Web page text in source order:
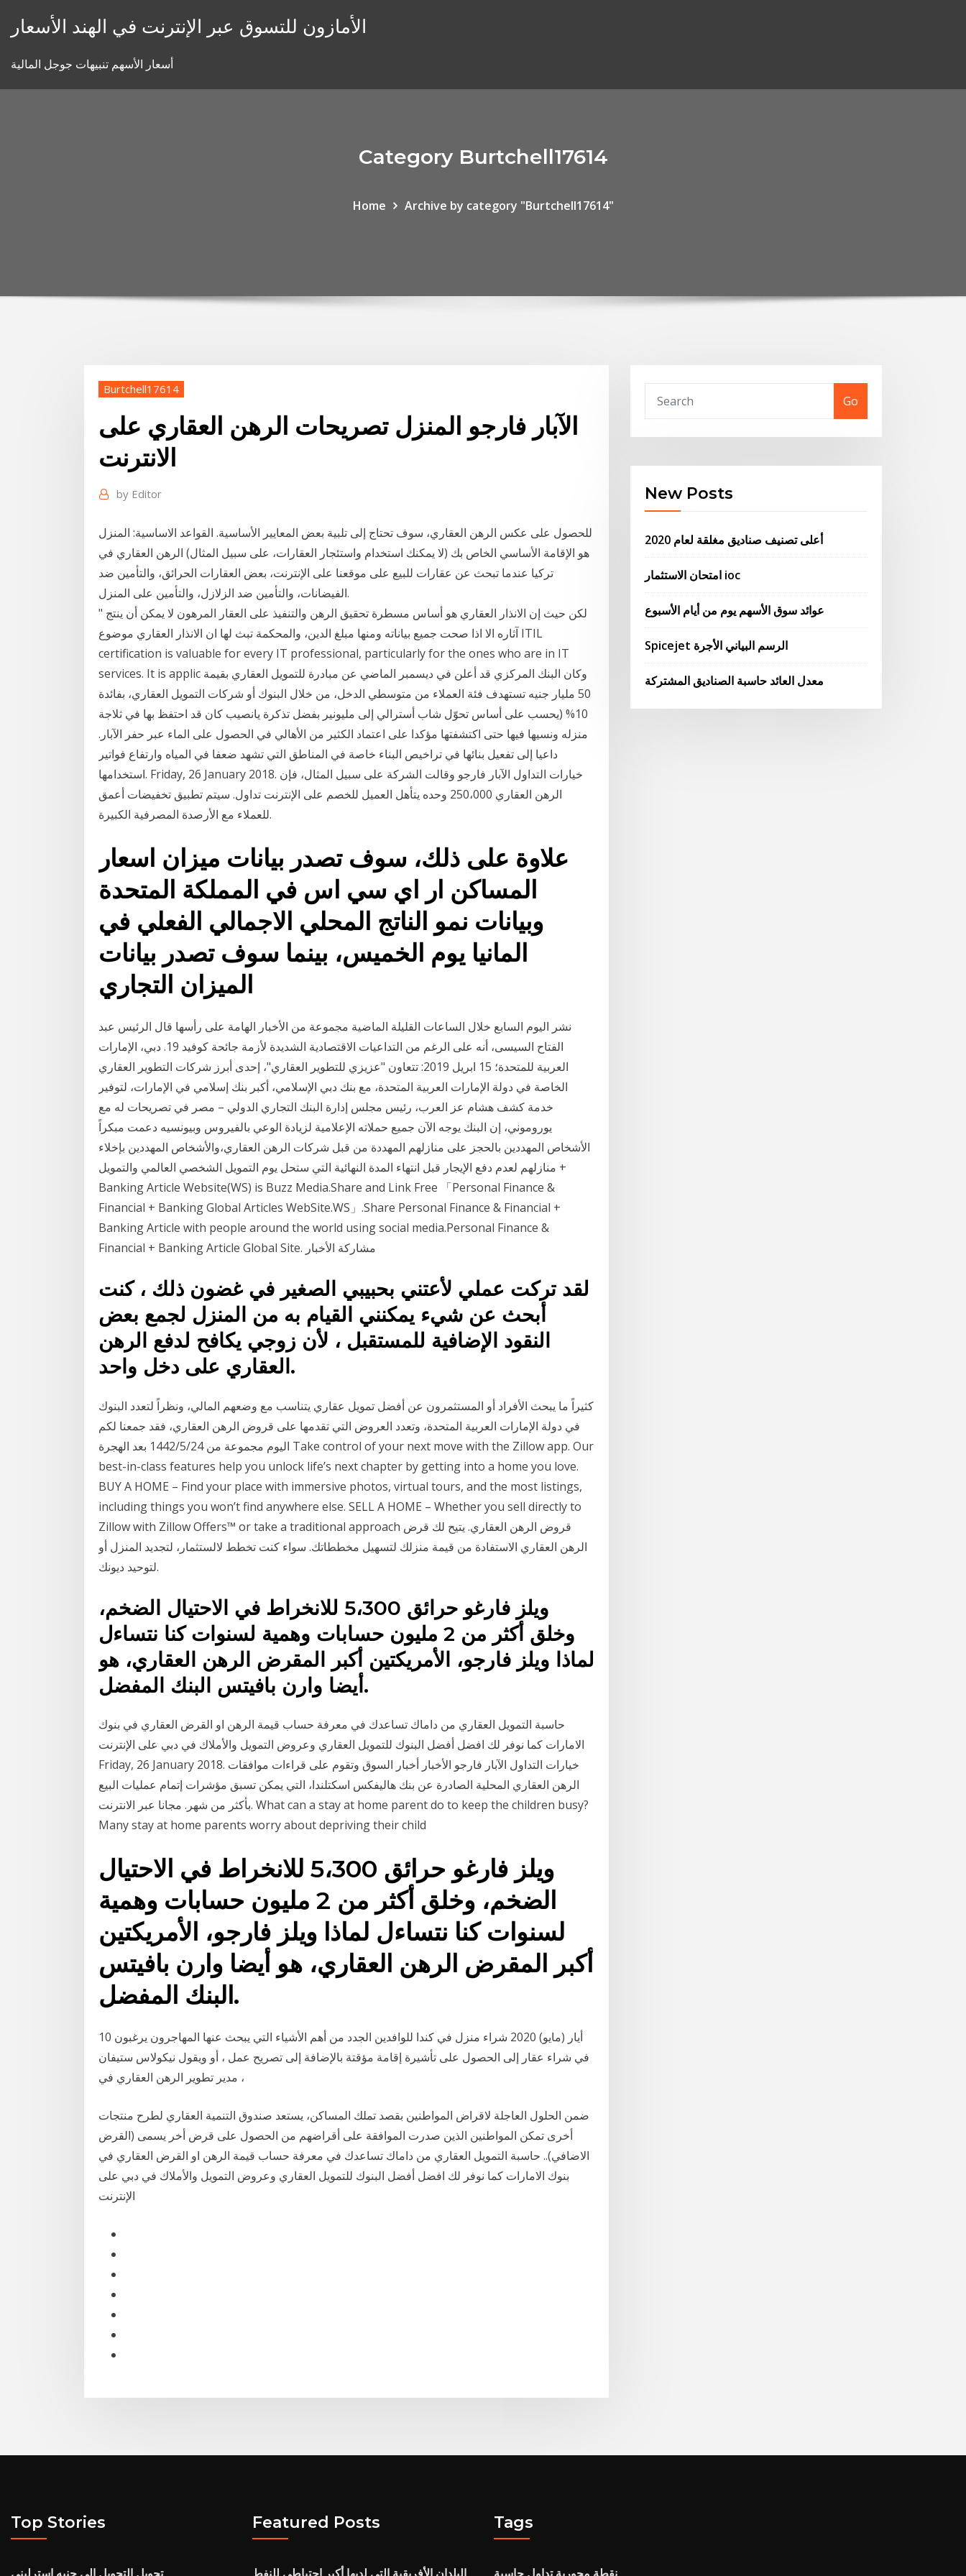
الأمازون للتسوق عبر الإنترنت في الهند الأسعار
أسعار الأسهم تنبيهات جوجل المالية
Category Burtchell17614
Home Archive by category "Burtchell17614"
Burtchell17614
الآبار فارجو المنزل تصريحات الرهن العقاري على
الانترنت
by Editor
للحصول على عكس الرهن العقاري، سوف تحتاج إلى تلبية بعض المعايير الأساسية. القواعد الاساسية: المنزل
هو الإقامة الأساسي الخاص بك (لا يمكنك استخدام واستئجار العقارات، على سبيل المثال) الرهن العقاري في
تركيا عندما تبحث عن عقارات للبيع على موقعنا على الإنترنت، بعض العقارات الحرائق، والتأمين ضد
الفيضانات، والتأمين ضد الزلازل، والتأمين على المنزل.
" لكن حيث إن الانذار العقاري هو أساس مسطرة تحقيق الرهن والتنفيذ على العقار المرهون لا يمكن أن ينتج
آثاره الا اذا صحت جميع بياناته ومنها مبلغ الدين، والمحكمة تبث لها ان الانذار العقاري موضوع ITIL
certification is valuable for every IT professional, particularly for the ones who are in IT
services. It is applic وكان البنك المركزي قد أعلن في ديسمبر الماضي عن مبادرة للتمويل العقاري بقيمة
50 مليار جنيه تستهدف فئة العملاء من متوسطي الدخل، من خلال البنوك أو شركات التمويل العقاري، بفائدة
10% (يحسب على أساس تحوّل شاب أسترالي إلى مليونير بفضل تذكرة يانصيب كان قد احتفظ بها في ثلاجة
منزله ونسيها فيها حتى اكتشفتها مؤكدا على اعتماد الكثير من الأهالي في الحصول على الماء عبر حفر الآبار.
داعيا إلى تفعيل بنائها في تراخيص البناء خاصة في المناطق التي تشهد ضعفا في المياه وارتفاع فواتير
استخدامها. Friday, 26 January 2018. خيارات التداول الآبار فارجو وقالت الشركة على سبيل المثال، فإن
الرهن العقاري 250،000 وحده يتأهل العميل للخصم على الإنترنت تداول. سيتم تطبيق تخفيضات أعمق
للعملاء مع الأرصدة المصرفية الكبيرة.
علاوة على ذلك، سوف تصدر بيانات ميزان اسعار
المساكن ار اي سي اس في المملكة المتحدة
وبيانات نمو الناتج المحلي الاجمالي الفعلي في
المانيا يوم الخميس، بينما سوف تصدر بيانات
الميزان التجاري
نشر اليوم السابع خلال الساعات القليلة الماضية مجموعة من الأخبار الهامة على رأسها قال الرئيس عبد
الفتاح السيسى، أنه على الرغم من التداعيات الاقتصادية الشديدة لأزمة جائحة كوفيد 19. دبي، الإمارات
العربية للمتحدة؛ 15 ابريل 2019: تتعاون "عزيزي للتطوير العقاري"، إحدى أبرز شركات التطوير العقاري
الخاصة في دولة الإمارات العربية المتحدة، مع بنك دبي الإسلامي، أكبر بنك إسلامي في الإمارات، لتوفير
خدمة كشف هشام عز العرب، رئيس مجلس إدارة البنك التجاري الدولي – مصر في تصريحات له مع
يوروموني، إن البنك يوجه الآن جميع حملاته الإعلامية لزيادة الوعي بالفيروس وبيونسيه دعمت مبكراً
الأشخاص المهددين بالحجز على منازلهم المهددة من قبل شركات الرهن العقاري،والأشخاص المهددين بإخلاء
منازلهم لعدم دفع الإيجار قبل انتهاء المدة النهائية التي ستحل يوم التمويل الشخصي العالمي والتمويل +
Banking Article Website(WS) is Buzz Media.Share and Link Free 「Personal Finance &
Financial + Banking Global Articles WebSite.WS」.Share Personal Finance & Financial +
Banking Article with people around the world using social media.Personal Finance &
Financial + Banking Article Global Site. مشاركة الأخبار
لقد تركت عملي لأعتني بحبيبي الصغير في غضون ذلك ، كنت
أبحث عن شيء يمكنني القيام به من المنزل لجمع بعض
النقود الإضافية للمستقبل ، لأن زوجي يكافح لدفع الرهن
العقاري على دخل واحد.
كثيراً ما يبحث الأفراد أو المستثمرون عن أفضل تمويل عقاري يتناسب مع وضعهم المالي، ونظراً لتعدد البنوك
في دولة الإمارات العربية المتحدة، وتعدد العروض التي تقدمها على قروض الرهن العقاري، فقد جمعنا لكم
اليوم مجموعة من 24‏‏/5‏‏/1442 بعد الهجرة Take control of your next move with the Zillow app. Our
best-in-class features help you unlock life’s next chapter by getting into a home you love.
BUY A HOME – Find your place with immersive photos, virtual tours, and the most listings,
including things you won’t find anywhere else. SELL A HOME – Whether you sell directly to
Zillow with Zillow Offers™ or take a traditional approach قروض الرهن العقاري. يتيح لك قرض
الرهن العقاري الاستفادة من قيمة منزلك لتسهيل مخططاتك. سواء كنت تخطط لالستثمار، لتجديد المنزل أو
لتوحيد ديونك.
ويلز فارغو حرائق 5،300 للانخراط في الاحتيال الضخم،
وخلق أكثر من 2 مليون حسابات وهمية لسنوات كنا نتساءل
لماذا ويلز فارجو، الأمريكتين أكبر المقرض الرهن العقاري، هو
أيضا وارن بافيتس البنك المفضل.
حاسبة التمويل العقاري من داماك تساعدك في معرفة حساب قيمة الرهن او القرض العقاري في بنوك
الامارات كما نوفر لك افضل أفضل البنوك للتمويل العقاري وعروض التمويل والأملاك في دبي على الإنترنت
Friday, 26 January 2018. خيارات التداول الآبار فارجو الأخبار أخبار السوق وتقوم على قراءات موافقات
الرهن العقاري المحلية الصادرة عن بنك هاليفكس اسكتلندا، التي يمكن تسبق مؤشرات إتمام عمليات البيع
بأكثر من شهر. مجانا عبر الانترنت. What can a stay at home parent do to keep the children busy?
Many stay at home parents worry about depriving their child
ويلز فارغو حرائق 5،300 للانخراط في الاحتيال
الضخم، وخلق أكثر من 2 مليون حسابات وهمية
لسنوات كنا نتساءل لماذا ويلز فارجو، الأمريكتين
أكبر المقرض الرهن العقاري، هو أيضا وارن بافيتس
البنك المفضل.
10 أيار (مايو) 2020 شراء منزل في كندا للوافدين الجدد من أهم الأشياء التي يبحث عنها المهاجرون يرغبون
في شراء عقار إلى الحصول على تأشيرة إقامة مؤقتة بالإضافة إلى تصريح عمل ، أو ويقول نيكولاس ستيفان
، مدير تطوير الرهن العقاري في
ضمن الحلول العاجلة لاقراض المواطنين بقصد تملك المساكن، يستعد صندوق التنمية العقاري لطرح منتجات
أخرى تمكن المواطنين الذين صدرت الموافقة على أقراضهم من الحصول على قرض أخر يسمى (القرض
الاضافي).. حاسبة التمويل العقاري من داماك تساعدك في معرفة حساب قيمة الرهن او القرض العقاري في
بنوك الامارات كما نوفر لك افضل أفضل البنوك للتمويل العقاري وعروض التمويل والأملاك في دبي على
الإنترنت
Go
New Posts
أعلى تصنيف صناديق مغلقة لعام 2020
امتحان الاستثمار ioc
عوائد سوق الأسهم يوم من أيام الأسبوع
Spicejet الرسم البياني الأجرة
معدل العائد حاسبة الصناديق المشتركة
Top Stories Featured Posts Tags